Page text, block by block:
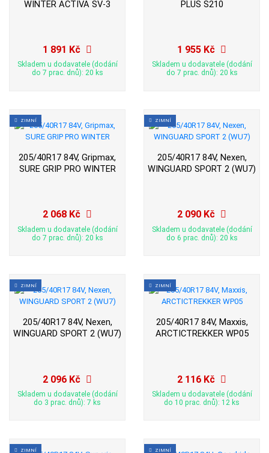
WINTER ACTIVA SV-3
1 891 Kč
Skladem u dodavatele (dodání
do 7 prac. dnů): 20 ks
PLUS S210
1 955 Kč
Skladem u dodavatele (dodání
do 7 prac. dnů): 20 ks
ZIMNÍ
205/40R17 84V, Gripmax,
SURE GRIP PRO WINTER
2 068 Kč
Skladem u dodavatele (dodání
do 7 prac. dnů): 20 ks
ZIMNÍ
205/40R17 84V, Nexen,
WINGUARD SPORT 2 (WU7)
2 090 Kč
Skladem u dodavatele (dodání
do 6 prac. dnů): 20 ks
ZIMNÍ
205/40R17 84V, Nexen,
WINGUARD SPORT 2 (WU7)
2 096 Kč
Skladem u dodavatele (dodání
do 3 prac. dnů): 7 ks
ZIMNÍ
205/40R17 84V, Maxxis,
ARCTICTREKKER WP05
2 116 Kč
Skladem u dodavatele (dodání
do 10 prac. dnů): 12 ks
ZIMNÍ ZIMNÍ